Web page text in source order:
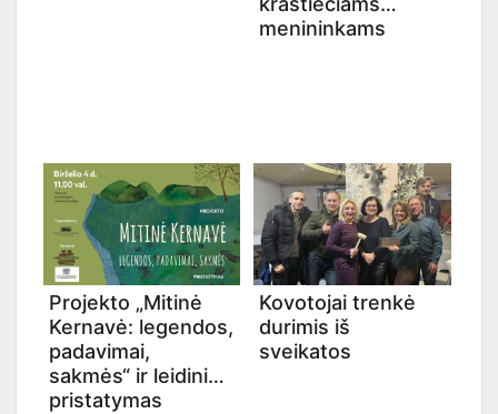
menininkams
Projekto „Mitinė
Kernavė: legendos,
padavimai,
sakmės“ ir leidinio
pristatymas
Kovotojai trenkė
durimis iš
sveikatos